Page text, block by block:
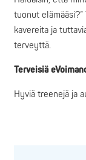
tuonut
kavereita ja
terveyttä.
Terveisiä
Hyviä treenejä ja